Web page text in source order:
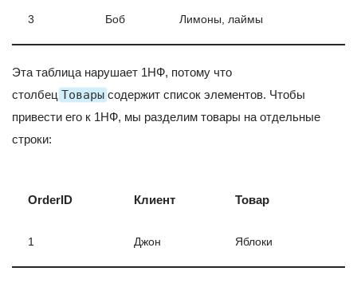
3 Боб Лимоны, лаймы
Эта таблица нарушает 1НФ, потому что
столбец Товары содержит список элементов. Чтобы
привести его к 1НФ, мы разделим товары на отдельные
строки:
OrderID Клиент Товар
1 Джон Яблоки